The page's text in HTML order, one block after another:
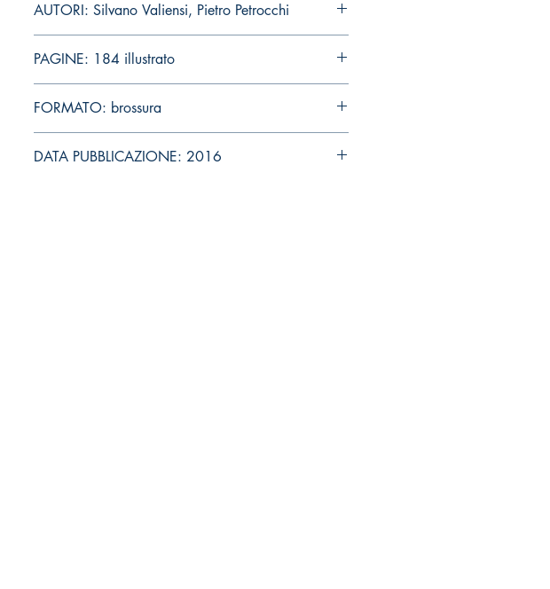
AUTORI: Silvano Valiensi, Pietro Petrocchi
PAGINE: 184 illustrato
FORMATO: brossura
DATA PUBBLICAZIONE: 2016